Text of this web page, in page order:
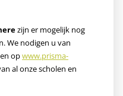
zijn er mogelijk nog
We nodigen u van
opwww.prisma-
al onze scholen en